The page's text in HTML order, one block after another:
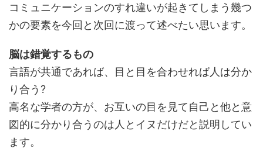
コミュニケーションのすれ違いが起きてしまう幾つ
かの要素を今回と次回に渡って述べたい思います。
脳は錯覚するもの
言語が共通であれば、目と目を合わせれば人は分か
り合う?
高名な学者の方が、お互いの目を見て自己と他と意
図的に分かり合うのは人とイヌだけだと説明してい
ます。